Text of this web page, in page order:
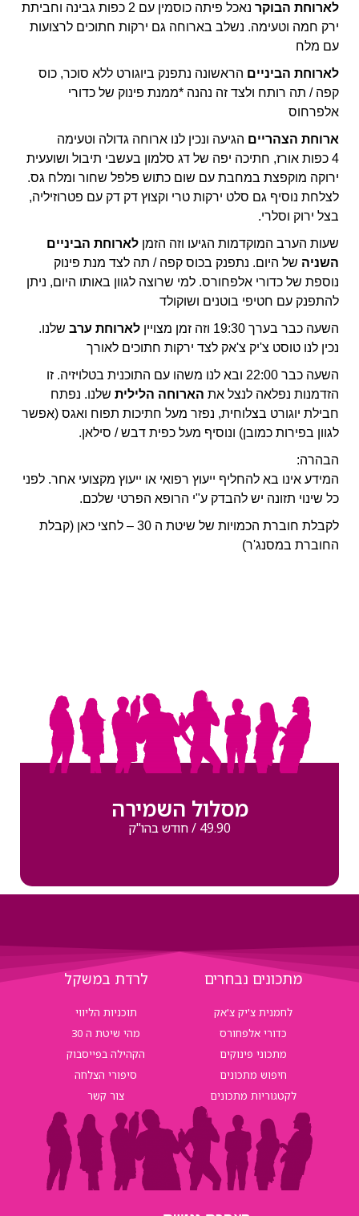
לארוחת הבוקר
נאכל פיתה כוסמין עם 2 כפות גבינה וחביתת
ירק חמה וטעימה. נשלב בארוחה גם ירקות חתוכים לרצועות
עם מלח
לארוחת הביניים הראשונה נתפנק ביוגורט ללא סוכר, כוס
קפה / תה רותח ולצד זה נהנה *ממנת פינוק של כדורי
אלפרחוס
ארוחת הצהריים הגיעה ונכין לנו ארוחה גדולה וטעימה
4 כפות אורז, חתיכה יפה של דג סלמון בעשבי תיבול ושועעית
ירוקה מוקפצת במחבת עם שום כתוש פלפל שחור ומלח גס.
לצלחת נוסיף גם סלט ירקות טרי וקצוץ דק דק עם פטרוזיליה,
בצל ירוק וסלרי.
שעות הערב המוקדמות הגיעו וזה הזמן לארוחת הביניים
השניה של היום. נתפנק בכוס קפה / תה לצד מנת פינוק
נוספת של כדורי אלפחורס. למי שרוצה לגוון באותו היום, ניתן
להתפנק עם חטיפי בוטנים ושוקולד
השעה כבר בערך 19:30 וזה זמן מצויין
לארוחת ערב שלנו.
נכין לנו טוסט צ'יק צ'אק לצד ירקות חתוכים לאורך
השעה כבר 22:00 ובא לנו משהו עם התוכנית בטלויזיה. זו
הזדמנות נפלאה לנצל את הארוחה הלילית שלנו. נפתח
חבילת יוגורט בצלוחית, נפזר מעל חתיכות תפוח ואגס (אפשר
לגוון בפירות כמובן) ונוסיף מעל כפית דבש / סילאן.
הבהרה:
המידע אינו בא להחליף ייעוץ רפואי או ייעוץ מקצועי אחר. לפני
כל שינוי תזונה יש להבדק ע"י הרופא הפרטי שלכם.
לקבלת חוברת הכמויות של שיטת ה 30 –
לחצי כאן (קבלת
החוברת במסנג'ר)
מסלול השמירה
49.90 / חודש בהו"ק
מסלול השמירה
שעברו את אחת ממסלולי הליווי והגיעו ליעדן
אל מסלול זה לא ניתן להצטרף באופן ישיר.
עלות מסלול השמירה הינה 49.90 לחודש
מתכונים נבחרים
לחמנית צ'יק צ'אק
כדורי אלפחורס
מתכוני פינוקים
חיפוש מתכונים
לקטגוריות מתכונים
לרדת במשקל
תוכניות הליווי
מהי שיטת ה 30
הקהילה בפייסבוק
סיפורי הצלחה
צור קשר